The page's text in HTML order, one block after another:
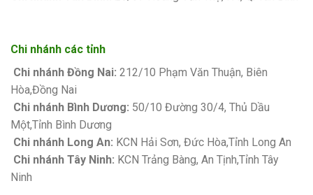
Chi nhánh các tỉnh
Chi nhánh Đồng Nai: 212/10 Phạm Văn Thuận, Biên
Hòa,Đồng Nai
Chi nhánh Bình Dương: 50/10 Đường 30/4, Thủ Dầu
Một,Tỉnh Bình Dương
Chi nhánh Long An: KCN Hải Sơn, Đức Hòa,Tỉnh Long An
Chi nhánh Tây Ninh: KCN Trảng Bàng, An Tịnh,Tỉnh Tây
Ninh